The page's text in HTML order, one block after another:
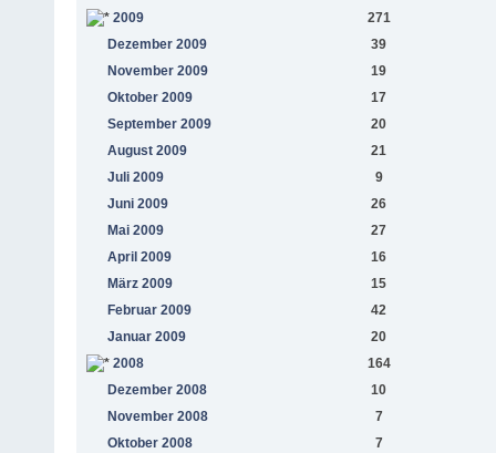
2009
271
Dezember 2009
39
November 2009
19
Oktober 2009
17
September 2009
20
August 2009
21
Juli 2009
9
Juni 2009
26
Mai 2009
27
April 2009
16
März 2009
15
Februar 2009
42
Januar 2009
20
2008
164
Dezember 2008
10
November 2008
7
Oktober 2008
7